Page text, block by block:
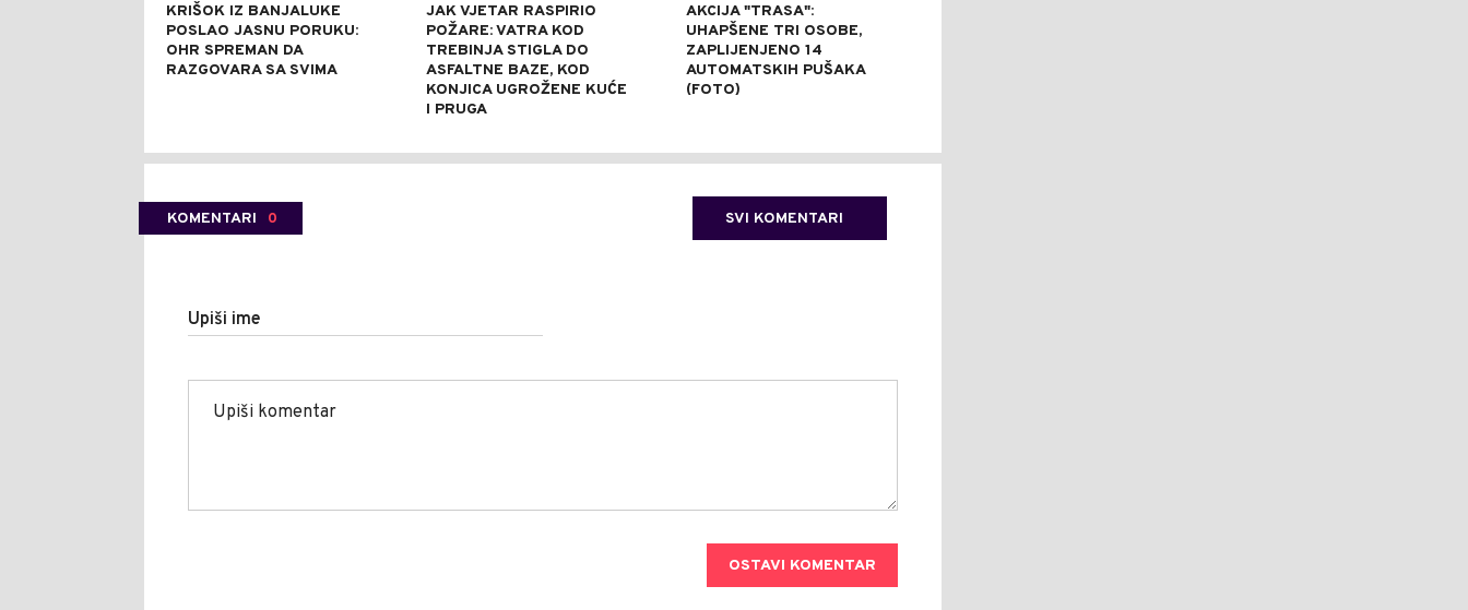
KRIŠOK IZ BANJALUKE
POSLAO JASNU PORUKU:
OHR SPREMAN DA
RAZGOVARA SA SVIMA
JAK VJETAR RASPIRIO
POŽARE: VATRA KOD
TREBINJA STIGLA DO
ASFALTNE BAZE, KOD
KONJICA UGROŽENE KUĆE
I PRUGA
AKCIJA "TRASA":
UHAPŠENE TRI OSOBE,
ZAPLIJENJENO 14
AUTOMATSKIH PUŠAKA
(FOTO)
KOMENTARI 0 SVI KOMENTARI
Upiši ime
OSTAVI KOMENTAR